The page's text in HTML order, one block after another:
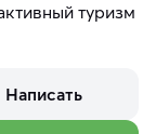
туризм
Написать